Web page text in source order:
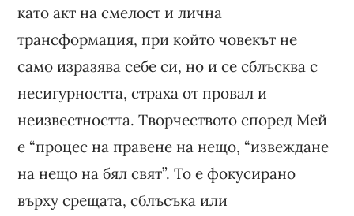
като акт на смелост и лична
трансформация, при който човекът не
само изразява себе си, но и се сблъсква с
несигурността, страха от провал и
неизвестността. Творчеството според Мей
е “процес на правене на нещо, “извеждане
на нещо на бял свят”. То е фокусирано
върху срещата, сблъсъка или